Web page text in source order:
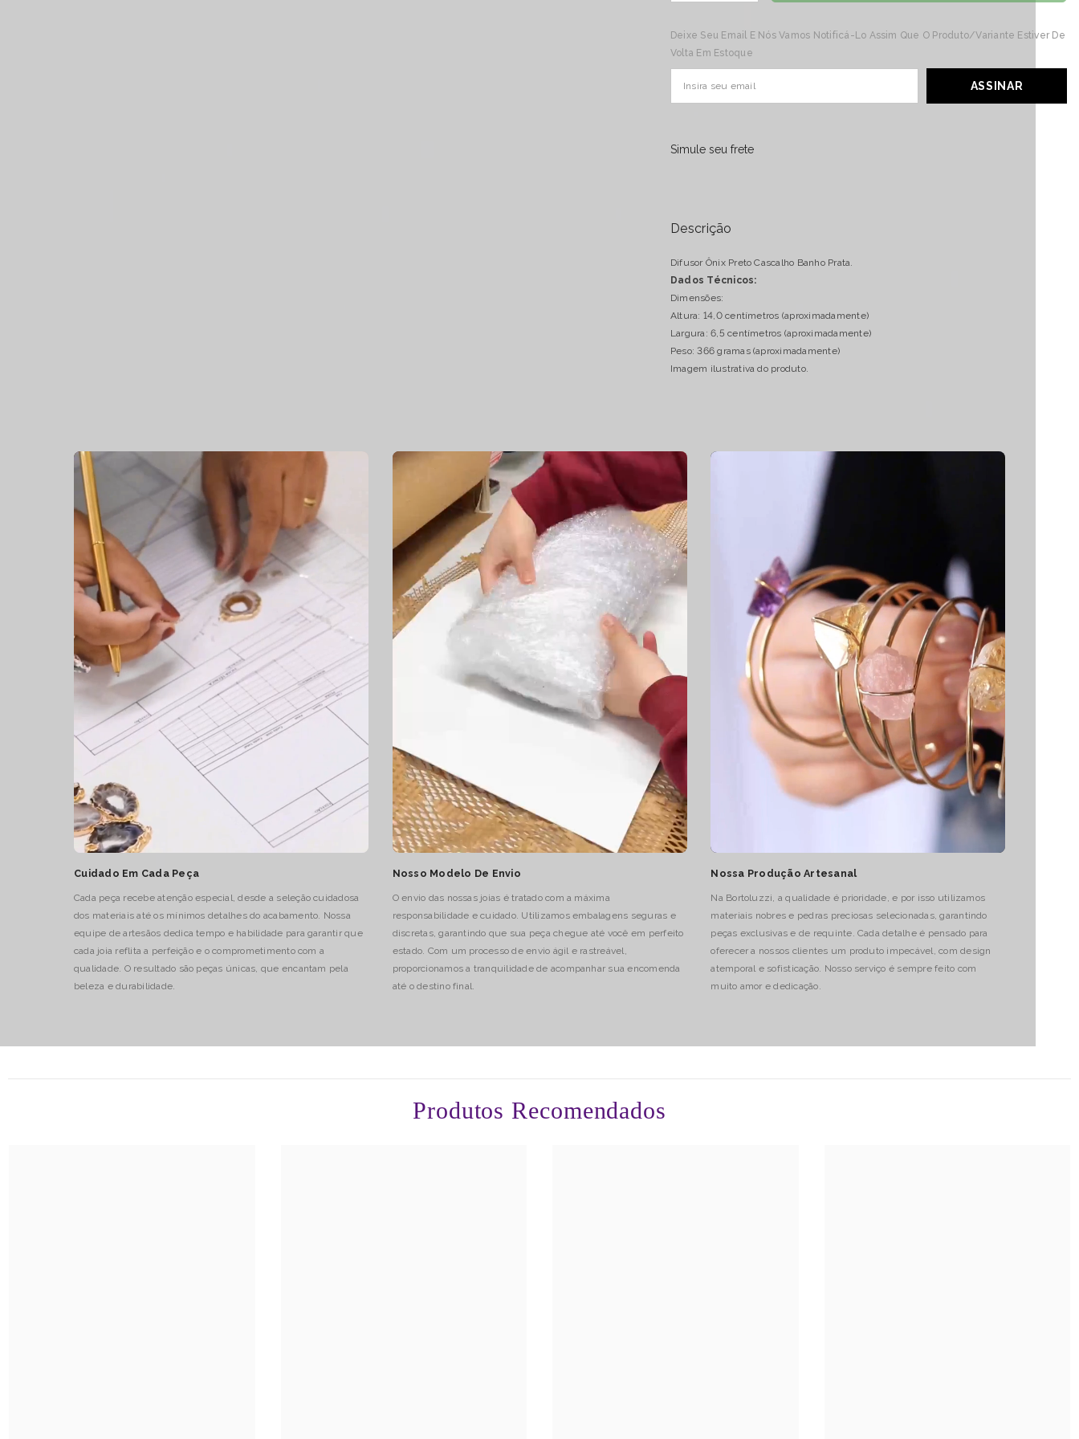
Ônix
Preto
Cascalho
Banho
Prata
Ônix
Preto
Cascalho
Banho
Prata
Deixe Seu Email E Nós Vamos Notificá-Lo Assim Que O Produto/variante Estiver De
Volta Em Estoque
ASSINAR
Simule seu frete
Descrição
Difusor Ônix Preto Cascalho Banho Prata.
Dados Técnicos:
Dimensões:
Altura: 14,0 centímetros (aproximadamente)
Largura: 6,5 centímetros (aproximadamente)
Peso: 366 gramas (aproximadamente)
Imagem ilustrativa do produto.
Cuidado Em Cada Peça
Cada peça recebe atenção especial, desde a seleção cuidadosa
dos materiais até os mínimos detalhes do acabamento. Nossa
equipe de artesãos dedica tempo e habilidade para garantir que
cada joia reflita a perfeição e o comprometimento com a
qualidade. O resultado são peças únicas, que encantam pela
beleza e durabilidade.
Nosso Modelo De Envio
O envio das nossas joias é tratado com a máxima
responsabilidade e cuidado. Utilizamos embalagens seguras e
discretas, garantindo que sua peça chegue até você em perfeito
estado. Com um processo de envio ágil e rastreável,
proporcionamos a tranquilidade de acompanhar sua encomenda
até o destino final.
Nossa Produção Artesanal
Na Bortoluzzi, a qualidade é prioridade, e por isso utilizamos
materiais nobres e pedras preciosas selecionadas, garantindo
peças exclusivas e de requinte. Cada detalhe é pensado para
oferecer a nossos clientes um produto impecável, com design
atemporal e sofisticação. Nosso serviço é sempre feito com
muito amor e dedicação.
Produtos Recomendados